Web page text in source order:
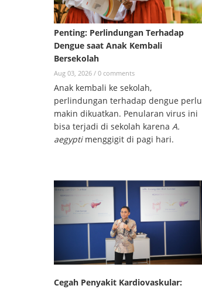
Penting: Perlindungan Terhadap
Dengue saat Anak Kembali
Bersekolah
Aug 03, 2026 / 0 comments
Anak kembali ke sekolah,
perlindungan terhadap dengue perlu
makin dikuatkan. Penularan virus ini
bisa terjadi di sekolah karena A.
aegyptimenggigit di pagi hari.
Cegah Penyakit Kardiovaskular: